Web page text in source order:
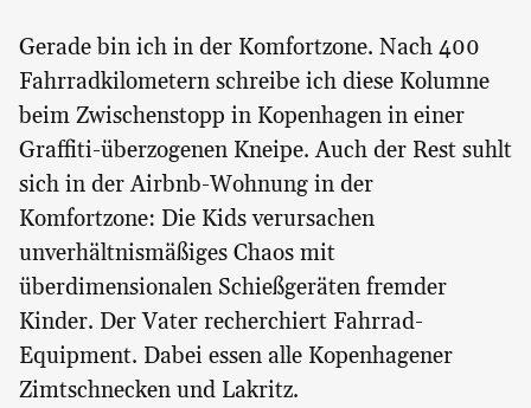
Gerade bin ich in der Komfortzone. Nach 400
Fahrradkilometern schreibe ich diese Kolumne
beim Zwischenstopp in Kopenhagen in einer
Graffiti-überzogenen Kneipe. Auch der Rest suhlt
sich in der Airbnb-Wohnung in der
Komfortzone: Die Kids verursachen
unverhältnismäßiges Chaos mit
überdimensionalen Schießgeräten fremder
Kinder. Der Vater recherchiert Fahrrad-
Equipment. Dabei essen alle Kopenhagener
Zimtschnecken und Lakritz.